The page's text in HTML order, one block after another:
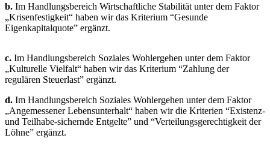
b. Im Handlungsbereich Wirtschaftliche Stabilität unter dem Faktor
„Krisenfestigkeit“ haben wir das Kriterium “Gesunde
Eigenkapitalquote” ergänzt.
c. Im Handlungsbereich Soziales Wohlergehen unter dem Faktor
„Kulturelle Vielfalt“ haben wir das Kriterium “Zahlung der
regulären Steuerlast” ergänzt.
d. Im Handlungsbereich Soziales Wohlergehen unter dem Faktor
„Angemessener Lebensunterhalt“ haben wir die Kriterien “Existenz-
und Teilhabe-sichernde Entgelte” und “Verteilungsgerechtigkeit der
Löhne” ergänzt.